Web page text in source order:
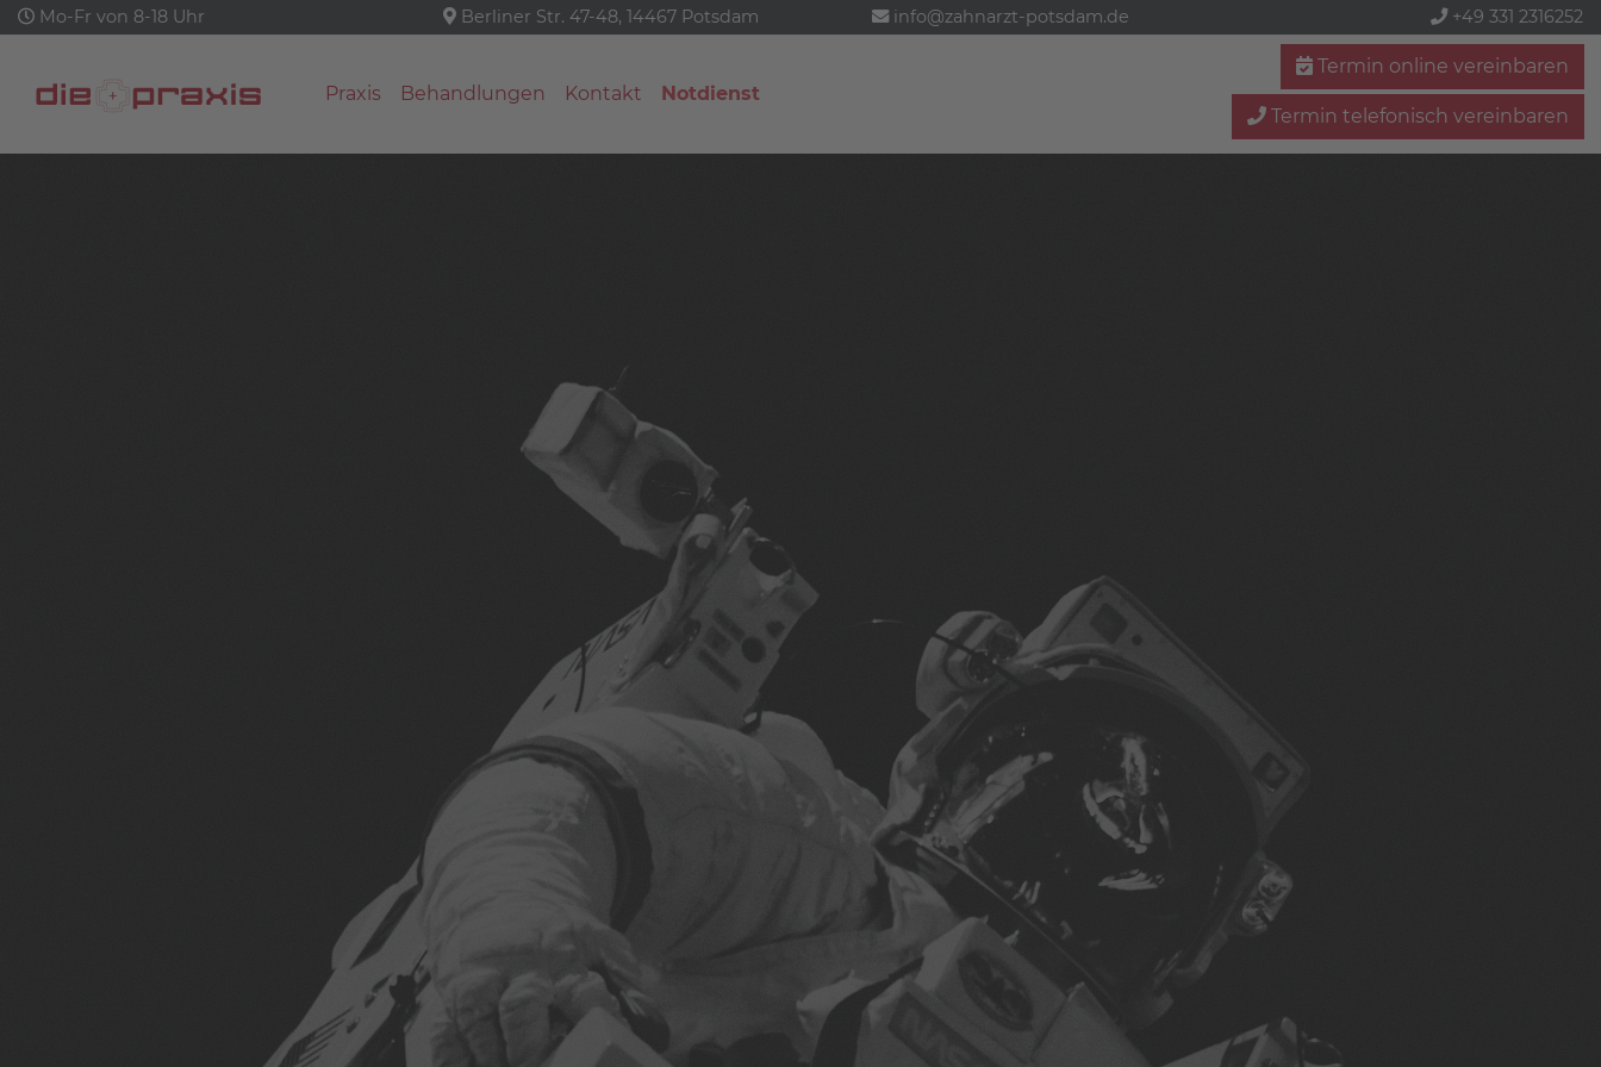
Mo-Fr von 8-18 Uhr Berliner Str. 47-48, 14467 Potsdam info@zahnarzt-potsdam.de +49 331 2316252
Praxis Behandlungen Kontakt Notdienst
Termin online vereinbaren
Termin telefonisch vereinbaren